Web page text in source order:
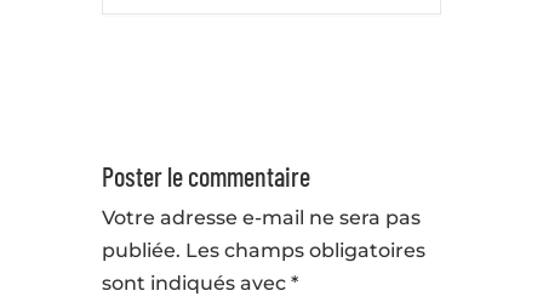
Poster le commentaire
Votre adresse e-mail ne sera pas
publiée. Les champs obligatoires
sont indiqués avec *